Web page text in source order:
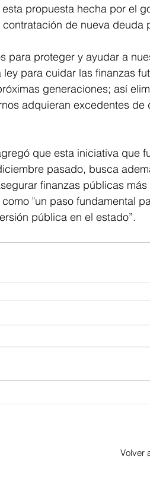
propuesta hecha por el
de nueva deuda
para proteger y ayudar a
ley para cuidar las finanzas
generaciones; así
adquieran excedentes
que esta iniciativa que
pasado, busca
finanzas públicas
"un paso fundamental
pública en el estado”.
Volver